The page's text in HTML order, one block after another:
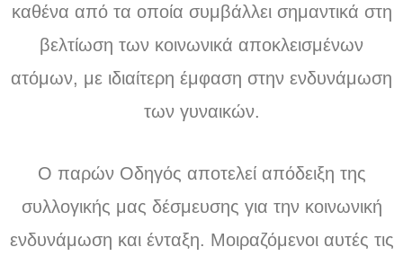
καθένα από τα οποία συμβάλλει σημαντικά στη
βελτίωση των κοινωνικά αποκλεισμένων
ατόμων, με ιδιαίτερη έμφαση στην ενδυνάμωση
των γυναικών.
Ο παρών Οδηγός αποτελεί απόδειξη της
συλλογικής μας δέσμευσης για την κοινωνική
ενδυνάμωση και ένταξη. Μοιραζόμενοι αυτές τις